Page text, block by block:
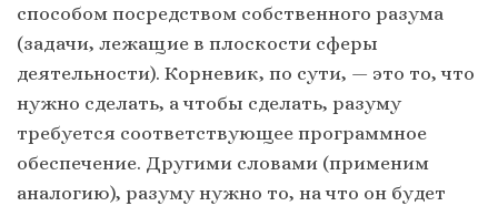
способом посредством собственного разума
(задачи, лежащие в плоскости сферы
деятельности). Корневик, по сути, — это то, что
нужно сделать, а чтобы сделать, разуму
требуется соответствующее программное
обеспечение. Другими словами (применим
аналогию), разуму нужно то, на что он будет